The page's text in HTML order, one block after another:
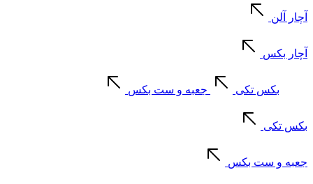
آچار آلن
آچار بکس
بکس تکی جعبه و ست بکس
بکس تکی
جعبه و ست بکس